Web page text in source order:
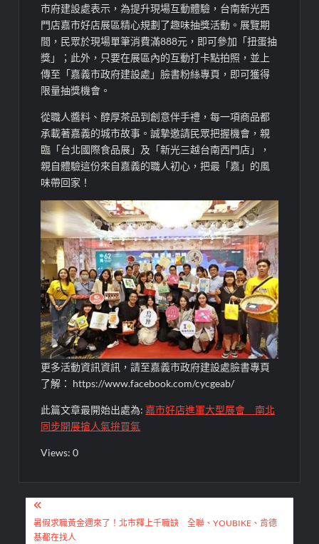
市府建設處表示，為提升現場互動體驗，台南新光西
門店嘉市好店展區精心規劃了趣味抽獎活動。展覽期
間， 民眾於現場單筆消費滿888元，即可參加「扭蛋抽
獎」； 此外， 只要在展區內的互動打卡點拍照，並上
傳至「嘉義市政府建設處」 臉書粉絲專頁，即可獲得
限量抽獎機會。
從職人醬料 、醇厚茶品到創意伴手禮，每一項商品都
承載著嘉義的城市故事。誠摯邀請民眾把握機會，親
臨「台北國際食品展」 及 「新光三越台南西門店」，
親自體驗這份來自嘉義的職人初心 ，把最「嘉」的風
味帶回家！
更多活動資訊資訊 ，請至嘉義市政府建設處臉書專頁
了解 ： https://www.facebook.com/cycgeab/
此篇文章最開始出處為: 嘉市好店進軍大型展會 南北
同步開展搶人氣拚買氣
Views: 0
文
章
暑假求職黃金週來了！北市釋上千職缺 全聯、YOUBIKE、肯德
基都在找人